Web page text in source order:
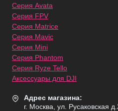
Серия Avata
Серия FPV
Серия Matrice
Серия Mavic
Серия Mini
Серия Phantom
Серия Ryze Tello
Аксессуары для DJI
Адрес магазина:
г. Москва, ул. Русаковская